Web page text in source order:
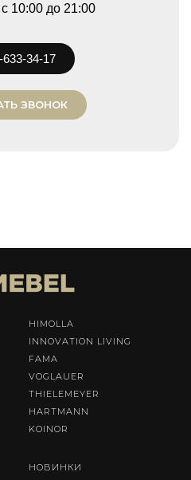
c 10:00 до 21:00
633-34-17
ЗВОНОК
HIMOLLA
INNOVATION LIVING
FAMA
VOGLAUER
THIELEMEYER
HARTMANN
KOINOR
НОВИНКИ